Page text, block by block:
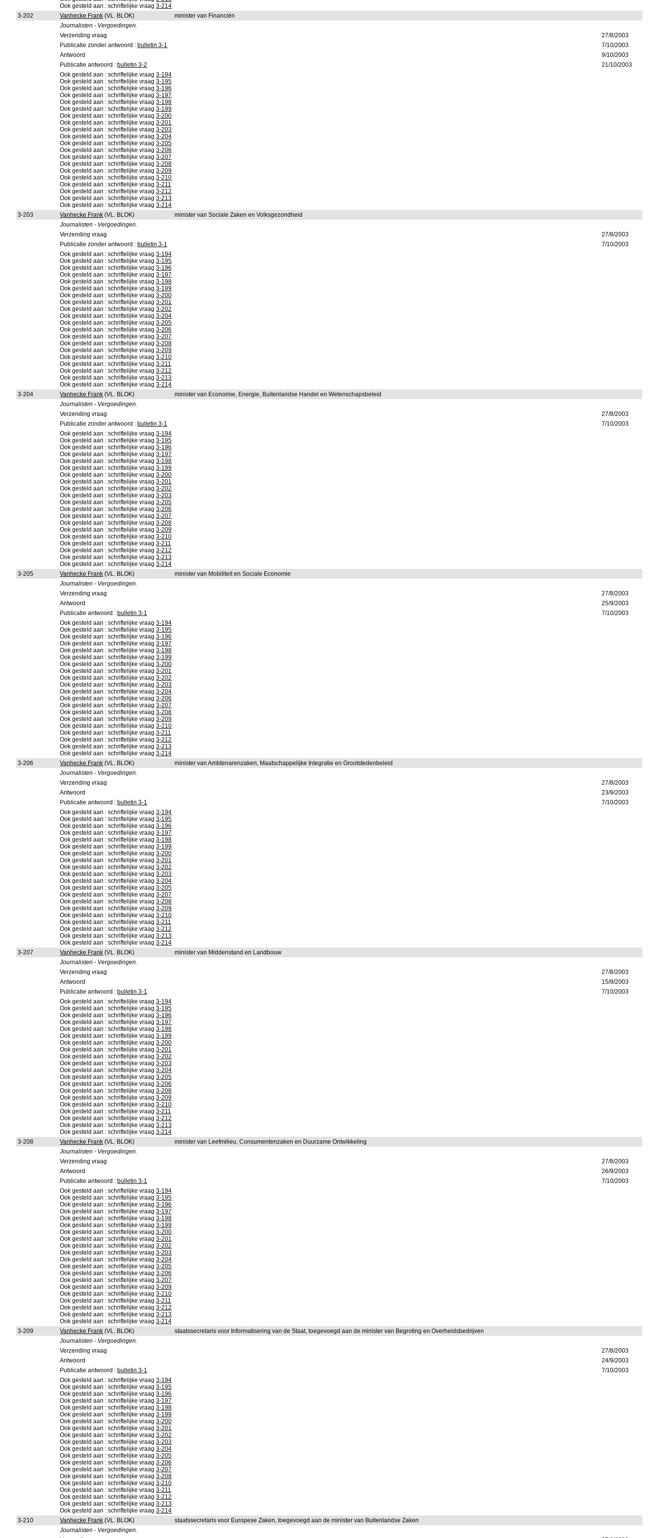
Ook gesteld aan : schriftelijke vraag3-214
3-202
Vanhecke Frank (VL. BLOK)
minister van Financiën
Journalisten - Vergoedingen.
Verzending vraag
27/8/2003
Publicatie zonder antwoord : bulletin 3-1
7/10/2003
Antwoord
9/10/2003
Publicatie antwoord : bulletin 3-2
21/10/2003
Ook gesteld aan : schriftelijke vraag3-194
Ook gesteld aan : schriftelijke vraag3-195
Ook gesteld aan : schriftelijke vraag3-196
Ook gesteld aan : schriftelijke vraag3-197
Ook gesteld aan : schriftelijke vraag3-198
Ook gesteld aan : schriftelijke vraag3-199
Ook gesteld aan : schriftelijke vraag3-200
Ook gesteld aan : schriftelijke vraag3-201
Ook gesteld aan : schriftelijke vraag3-203
Ook gesteld aan : schriftelijke vraag3-204
Ook gesteld aan : schriftelijke vraag3-205
Ook gesteld aan : schriftelijke vraag3-206
Ook gesteld aan : schriftelijke vraag3-207
Ook gesteld aan : schriftelijke vraag3-208
Ook gesteld aan : schriftelijke vraag3-209
Ook gesteld aan : schriftelijke vraag3-210
Ook gesteld aan : schriftelijke vraag3-211
Ook gesteld aan : schriftelijke vraag3-212
Ook gesteld aan : schriftelijke vraag3-213
Ook gesteld aan : schriftelijke vraag3-214
3-203
Vanhecke Frank (VL. BLOK)
minister van Sociale Zaken en Volksgezondheid
Journalisten - Vergoedingen.
Verzending vraag
27/8/2003
Publicatie zonder antwoord : bulletin 3-1
7/10/2003
Ook gesteld aan : schriftelijke vraag3-194
Ook gesteld aan : schriftelijke vraag3-195
Ook gesteld aan : schriftelijke vraag3-196
Ook gesteld aan : schriftelijke vraag3-197
Ook gesteld aan : schriftelijke vraag3-198
Ook gesteld aan : schriftelijke vraag3-199
Ook gesteld aan : schriftelijke vraag3-200
Ook gesteld aan : schriftelijke vraag3-201
Ook gesteld aan : schriftelijke vraag3-202
Ook gesteld aan : schriftelijke vraag3-204
Ook gesteld aan : schriftelijke vraag3-205
Ook gesteld aan : schriftelijke vraag3-206
Ook gesteld aan : schriftelijke vraag3-207
Ook gesteld aan : schriftelijke vraag3-208
Ook gesteld aan : schriftelijke vraag3-209
Ook gesteld aan : schriftelijke vraag3-210
Ook gesteld aan : schriftelijke vraag3-211
Ook gesteld aan : schriftelijke vraag3-212
Ook gesteld aan : schriftelijke vraag3-213
Ook gesteld aan : schriftelijke vraag3-214
3-204
Vanhecke Frank (VL. BLOK)
minister van Economie, Energie, Buitenlandse Handel en Wetenschapsbeleid
Journalisten - Vergoedingen.
Verzending vraag
27/8/2003
Publicatie zonder antwoord : bulletin 3-1
7/10/2003
Ook gesteld aan : schriftelijke vraag3-194
Ook gesteld aan : schriftelijke vraag3-195
Ook gesteld aan : schriftelijke vraag3-196
Ook gesteld aan : schriftelijke vraag3-197
Ook gesteld aan : schriftelijke vraag3-198
Ook gesteld aan : schriftelijke vraag3-199
Ook gesteld aan : schriftelijke vraag3-200
Ook gesteld aan : schriftelijke vraag3-201
Ook gesteld aan : schriftelijke vraag3-202
Ook gesteld aan : schriftelijke vraag3-203
Ook gesteld aan : schriftelijke vraag3-205
Ook gesteld aan : schriftelijke vraag3-206
Ook gesteld aan : schriftelijke vraag3-207
Ook gesteld aan : schriftelijke vraag3-208
Ook gesteld aan : schriftelijke vraag3-209
Ook gesteld aan : schriftelijke vraag3-210
Ook gesteld aan : schriftelijke vraag3-211
Ook gesteld aan : schriftelijke vraag3-212
Ook gesteld aan : schriftelijke vraag3-213
Ook gesteld aan : schriftelijke vraag3-214
3-205
Vanhecke Frank (VL. BLOK)
minister van Mobiliteit en Sociale Economie
Journalisten - Vergoedingen.
Verzending vraag
27/8/2003
Antwoord
25/9/2003
Publicatie antwoord : bulletin 3-1
7/10/2003
Ook gesteld aan : schriftelijke vraag3-194
Ook gesteld aan : schriftelijke vraag3-195
Ook gesteld aan : schriftelijke vraag3-196
Ook gesteld aan : schriftelijke vraag3-197
Ook gesteld aan : schriftelijke vraag3-198
Ook gesteld aan : schriftelijke vraag3-199
Ook gesteld aan : schriftelijke vraag3-200
Ook gesteld aan : schriftelijke vraag3-201
Ook gesteld aan : schriftelijke vraag3-202
Ook gesteld aan : schriftelijke vraag3-203
Ook gesteld aan : schriftelijke vraag3-204
Ook gesteld aan : schriftelijke vraag3-206
Ook gesteld aan : schriftelijke vraag3-207
Ook gesteld aan : schriftelijke vraag3-208
Ook gesteld aan : schriftelijke vraag3-209
Ook gesteld aan : schriftelijke vraag3-210
Ook gesteld aan : schriftelijke vraag3-211
Ook gesteld aan : schriftelijke vraag3-212
Ook gesteld aan : schriftelijke vraag3-213
Ook gesteld aan : schriftelijke vraag3-214
3-206
Vanhecke Frank (VL. BLOK)
minister van Ambtenarenzaken, Maatschappelijke Integratie en Grootstedenbeleid
Journalisten - Vergoedingen.
Verzending vraag
27/8/2003
Antwoord
23/9/2003
Publicatie antwoord : bulletin 3-1
7/10/2003
Ook gesteld aan : schriftelijke vraag3-194
Ook gesteld aan : schriftelijke vraag3-195
Ook gesteld aan : schriftelijke vraag3-196
Ook gesteld aan : schriftelijke vraag3-197
Ook gesteld aan : schriftelijke vraag3-198
Ook gesteld aan : schriftelijke vraag3-199
Ook gesteld aan : schriftelijke vraag3-200
Ook gesteld aan : schriftelijke vraag3-201
Ook gesteld aan : schriftelijke vraag3-202
Ook gesteld aan : schriftelijke vraag3-203
Ook gesteld aan : schriftelijke vraag3-204
Ook gesteld aan : schriftelijke vraag3-205
Ook gesteld aan : schriftelijke vraag3-207
Ook gesteld aan : schriftelijke vraag3-208
Ook gesteld aan : schriftelijke vraag3-209
Ook gesteld aan : schriftelijke vraag3-210
Ook gesteld aan : schriftelijke vraag3-211
Ook gesteld aan : schriftelijke vraag3-212
Ook gesteld aan : schriftelijke vraag3-213
Ook gesteld aan : schriftelijke vraag3-214
3-207
Vanhecke Frank (VL. BLOK)
minister van Middenstand en Landbouw
Journalisten - Vergoedingen.
Verzending vraag
27/8/2003
Antwoord
15/9/2003
Publicatie antwoord : bulletin 3-1
7/10/2003
Ook gesteld aan : schriftelijke vraag3-194
Ook gesteld aan : schriftelijke vraag3-195
Ook gesteld aan : schriftelijke vraag3-196
Ook gesteld aan : schriftelijke vraag3-197
Ook gesteld aan : schriftelijke vraag3-198
Ook gesteld aan : schriftelijke vraag3-199
Ook gesteld aan : schriftelijke vraag3-200
Ook gesteld aan : schriftelijke vraag3-201
Ook gesteld aan : schriftelijke vraag3-202
Ook gesteld aan : schriftelijke vraag3-203
Ook gesteld aan : schriftelijke vraag3-204
Ook gesteld aan : schriftelijke vraag3-205
Ook gesteld aan : schriftelijke vraag3-206
Ook gesteld aan : schriftelijke vraag3-208
Ook gesteld aan : schriftelijke vraag3-209
Ook gesteld aan : schriftelijke vraag3-210
Ook gesteld aan : schriftelijke vraag3-211
Ook gesteld aan : schriftelijke vraag3-212
Ook gesteld aan : schriftelijke vraag3-213
Ook gesteld aan : schriftelijke vraag3-214
3-208
Vanhecke Frank (VL. BLOK)
minister van Leefmilieu, Consumentenzaken en Duurzame Ontwikkeling
Journalisten - Vergoedingen.
Verzending vraag
27/8/2003
Antwoord
26/9/2003
Publicatie antwoord : bulletin 3-1
7/10/2003
Ook gesteld aan : schriftelijke vraag3-194
Ook gesteld aan : schriftelijke vraag3-195
Ook gesteld aan : schriftelijke vraag3-196
Ook gesteld aan : schriftelijke vraag3-197
Ook gesteld aan : schriftelijke vraag3-198
Ook gesteld aan : schriftelijke vraag3-199
Ook gesteld aan : schriftelijke vraag3-200
Ook gesteld aan : schriftelijke vraag3-201
Ook gesteld aan : schriftelijke vraag3-202
Ook gesteld aan : schriftelijke vraag3-203
Ook gesteld aan : schriftelijke vraag3-204
Ook gesteld aan : schriftelijke vraag3-205
Ook gesteld aan : schriftelijke vraag3-206
Ook gesteld aan : schriftelijke vraag3-207
Ook gesteld aan : schriftelijke vraag3-209
Ook gesteld aan : schriftelijke vraag3-210
Ook gesteld aan : schriftelijke vraag3-211
Ook gesteld aan : schriftelijke vraag3-212
Ook gesteld aan : schriftelijke vraag3-213
Ook gesteld aan : schriftelijke vraag3-214
3-209
Vanhecke Frank (VL. BLOK)
staatssecretaris voor Informatisering van de Staat, toegevoegd aan de minister van Begroting en Overheidsbedrijven
Journalisten - Vergoedingen.
Verzending vraag
27/8/2003
Antwoord
24/9/2003
Publicatie antwoord : bulletin 3-1
7/10/2003
Ook gesteld aan : schriftelijke vraag3-194
Ook gesteld aan : schriftelijke vraag3-195
Ook gesteld aan : schriftelijke vraag3-196
Ook gesteld aan : schriftelijke vraag3-197
Ook gesteld aan : schriftelijke vraag3-198
Ook gesteld aan : schriftelijke vraag3-199
Ook gesteld aan : schriftelijke vraag3-200
Ook gesteld aan : schriftelijke vraag3-201
Ook gesteld aan : schriftelijke vraag3-202
Ook gesteld aan : schriftelijke vraag3-203
Ook gesteld aan : schriftelijke vraag3-204
Ook gesteld aan : schriftelijke vraag3-205
Ook gesteld aan : schriftelijke vraag3-206
Ook gesteld aan : schriftelijke vraag3-207
Ook gesteld aan : schriftelijke vraag3-208
Ook gesteld aan : schriftelijke vraag3-210
Ook gesteld aan : schriftelijke vraag3-211
Ook gesteld aan : schriftelijke vraag3-212
Ook gesteld aan : schriftelijke vraag3-213
Ook gesteld aan : schriftelijke vraag3-214
3-210
Vanhecke Frank (VL. BLOK)
staatssecretaris voor Europese Zaken, toegevoegd aan de minister van Buitenlandse Zaken
Journalisten - Vergoedingen.